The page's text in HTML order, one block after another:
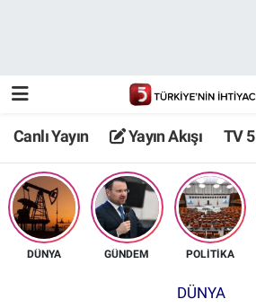
Canlı Yayın Yayın Akışı TV
DÜNYA GÜNDEM POLİTİKA
DÜNYA
TV 5 Ekranı ve Arşiv